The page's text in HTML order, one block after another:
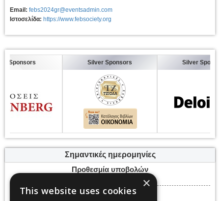
Email: febs2024gr@eventsadmin.com
Ιστοσελίδα: https://www.febsociety.org
Silver Sponsors Silver Sponsors
Σημαντικές ημερομηνίες
Προθεσμία υποβολών
Σάββατο, 30 Νοεμβρίου 2024
Ημερομηνίες εκδήλωσης
×
This website uses cookies